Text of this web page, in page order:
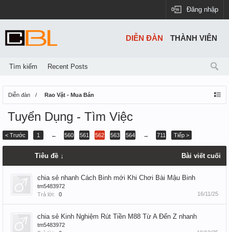
Đăng nhập
Diễn đàn Rao Vặt - Mua Bán
Tuyển Dụng - Tìm Việc
< Trước 1 ← 560 561 562 563 564 → 711 Tiếp >
Tiêu đề ↓ Bài viết cuối
chia sẻ nhanh Cách Binh mới Khi Chơi Bài Mậu Binh
tm5483972
Trả lời:
0 16/11/25
chia sẻ Kinh Nghiệm Rút Tiền M88 Từ A Đến Z nhanh
tm5483972
DIỄN ĐÀN
Tìm kiếm Recent Posts
THÀNH VIÊN